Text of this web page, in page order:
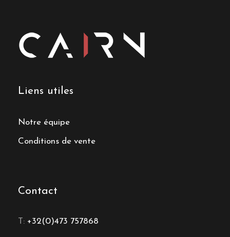
Liens utiles
Notre équipe
Conditions de vente
Contact
T: +32(0)473 757868